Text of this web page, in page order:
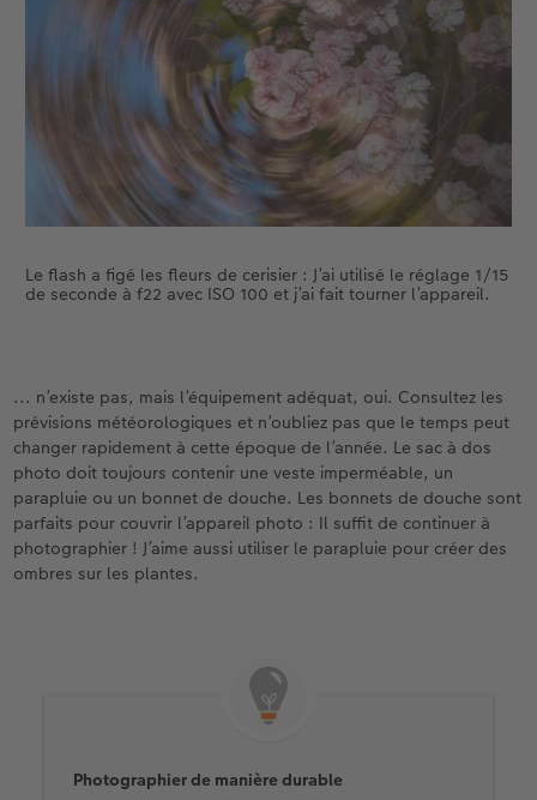
Le flash a figé les fleurs de cerisier : J’ai utilisé le réglage 1/15
de seconde à f22 avec ISO 100 et j’ai fait tourner l’appareil.
... n’existe pas, mais l’équipement adéquat, oui. Consultez les
prévisions météorologiques et n’oubliez pas que le temps peut
changer rapidement à cette époque de l’année. Le sac à dos
photo doit toujours contenir une veste imperméable, un
parapluie ou un bonnet de douche. Les bonnets de douche sont
parfaits pour couvrir l’appareil photo : Il suffit de continuer à
photographier ! J’aime aussi utiliser le parapluie pour créer des
ombres sur les plantes.
Photographier de manière durable